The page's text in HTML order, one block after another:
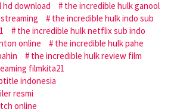
download
the incredible hulk ganool
the incredible hulk indo sub
the incredible hulk netflix sub indo
online
the incredible hulk pahe
the incredible hulk review film
filmkita21
indonesia
resmi
online